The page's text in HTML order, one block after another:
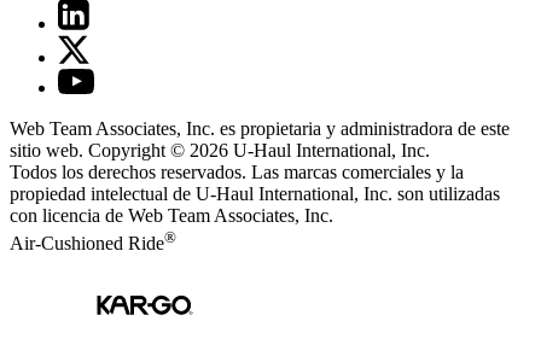
Web Team Associates, Inc. es propietaria y administradora de este
sitio web. Copyright © 2026 U-Haul International, Inc.
Todos los derechos reservados. Las marcas comerciales y la
propiedad intelectual de U-Haul International, Inc. son utilizadas
con licencia de Web Team Associates, Inc.
Air-Cushioned Ride®